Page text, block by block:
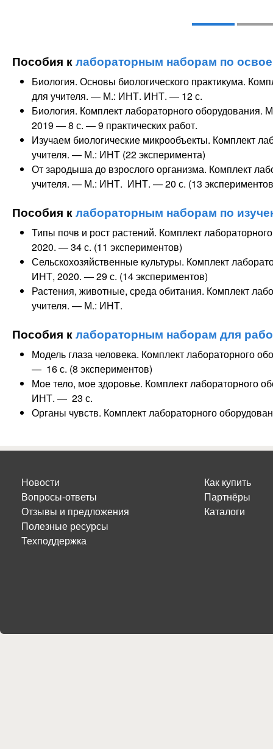
Пособия клабораторным наборам по
Биология. Основы биологического практикума.
для учителя. — М.: ИНТ. ИНТ. — 12 с.
Биология. Комплект лабораторного
2019 — 8 с. — 9 практических работ.
Изучаем биологические микрообъекты. Комплект
учителя. — М.: ИНТ (22 эксперимента)
От зародыша до взрослого организма. Комплект
учителя. — М.: ИНТ. ИНТ. — 20 с. (13
Пособия клабораторным наборам по
Типы почв и рост растений. Комплект
2020. — 34 с. (11 экспериментов)
Сельскохозяйственные культуры. Комплект
ИНТ, 2020. — 29 с. (14 экспериментов)
Растения, животные, среда обитания. Комплект
учителя. — М.: ИНТ.
Пособия клабораторным наборам для
Модель глаза человека. Комплект лабораторного
— 16 с. (8 экспериментов)
Мое тело, мое здоровье. Комплект лабораторного
ИНТ. — 23 с.
Органы чувств. Комплект лабораторного
Новости
Вопросы-ответы
Отзывы и предложения
Полезные ресурсы
Техподдержка
Как купить
Партнёры
Каталоги